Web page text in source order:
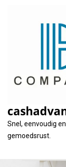
Snel, eenvoudig
gemoedsrust.